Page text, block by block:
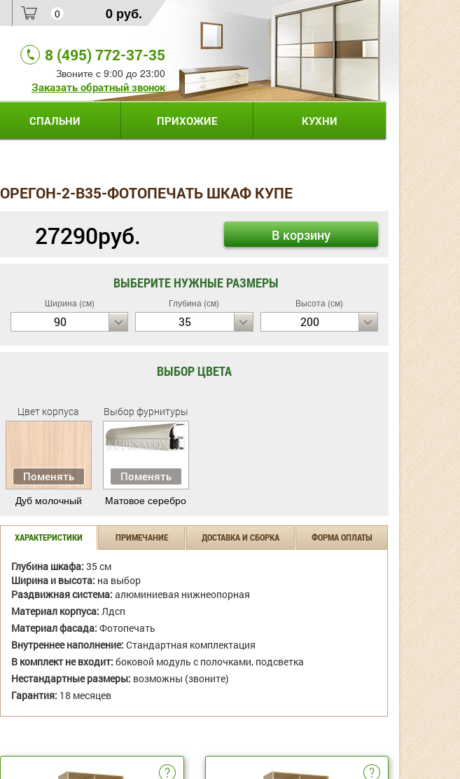
0 0 руб.
8 (495) 772-37-35
Звоните с 9:00 до 23:00
Заказать обратный звонок
СПАЛЬНИ ПРИХОЖИЕ КУХНИ
ОРЕГОН-2-B35-ФОТОПЕЧАТЬ ШКАФ КУПЕ
27290руб. В корзину
ВЫБЕРИТЕ НУЖНЫЕ РАЗМЕРЫ
Ширина (см)
90
Глубина (см)
35
Высота (см)
200
ВЫБОР ЦВЕТА
Цвет корпуса
Поменять
Дуб молочный
Выбор фурнитуры
Поменять
Матовое серебро
ХАРАКТЕРИСТИКИ ПРИМЕЧАНИЕ ДОСТАВКА И СБОРКА ФОРМА ОПЛАТЫ
Глубина шкафа: 35 см
Ширина и высота: на выбор
Раздвижная система: алюминиевая нижнеопорная
Материал корпуса: Лдсп
Материал фасада: Фотопечать
Внутреннее наполнение: Стандартная комплектация
В комплект не входит: боковой модуль с полочками, подсветка
Нестандартные размеры: возможны (звоните)
Гарантия: 18 месяцев